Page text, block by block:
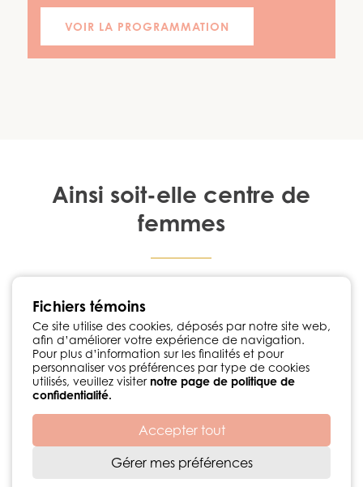
VOIR LA PROGRAMMATION
Ainsi soit-elle centre de
femmes
450 447-3576 •
Suivez-nous sur Facebook
Politique de confidentialité
Développement web par
© 2026 Centre de femmes Ainsi soit-elle
Fichiers témoins
Ce site utilise des cookies, déposés par notre site web,
afin d’améliorer votre expérience de navigation.
Pour plus d’information sur les finalités et pour
personnaliser vos préférences par type de cookies
utilisés, veuillez visiter notre page de politique de
confidentialité.
Accepter tout
Gérer mes préférences